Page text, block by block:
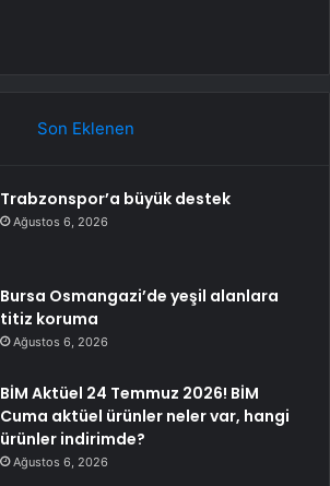
Son Eklenen
Trabzonspor’a büyük destek
Ağustos 6, 2026
Bursa Osmangazi’de yeşil alanlara
titiz koruma
Ağustos 6, 2026
BİM Aktüel 24 Temmuz 2026! BİM
Cuma aktüel ürünler neler var, hangi
ürünler indirimde?
Ağustos 6, 2026